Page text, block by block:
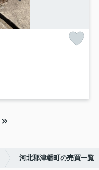
河北郡津幡町の売買一覧